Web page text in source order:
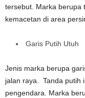
tersebut. Marka berupa
kemacetan di area
Garis Putih Utuh
Jenis marka berupa
jalan raya. Tanda putih
pengendara. Marka